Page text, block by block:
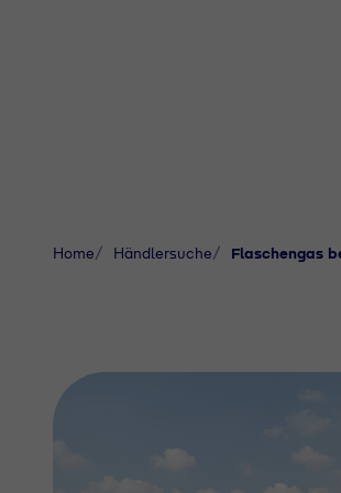
Home Händlersuche Flaschengas